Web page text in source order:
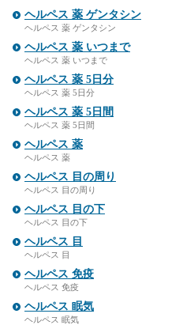
ヘルペス 薬 ゲンタシン
ヘルペス 薬 ゲンタシン
ヘルペス 薬 いつまで
ヘルペス 薬 いつまで
ヘルペス 薬 5日分
ヘルペス 薬 5日分
ヘルペス 薬 5日間
ヘルペス 薬 5日間
ヘルペス 薬
ヘルペス 薬
ヘルペス 目の周り
ヘルペス 目の周り
ヘルペス 目の下
ヘルペス 目の下
ヘルペス 目
ヘルペス 目
ヘルペス 免疫
ヘルペス 免疫
ヘルペス 眠気
ヘルペス 眠気